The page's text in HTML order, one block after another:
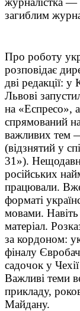
загиблим
Про роботу
розповідає
дві редакції: у
Львові
на «Еспресо»,
спрямований
важливих тем —
(відзнятий у
31»).
російських
працювали.
форматі
мовами. Навіть
матеріал.
за кордоном:
фіналу
садочок у
Важливі теми
прикладу,
Майдану.